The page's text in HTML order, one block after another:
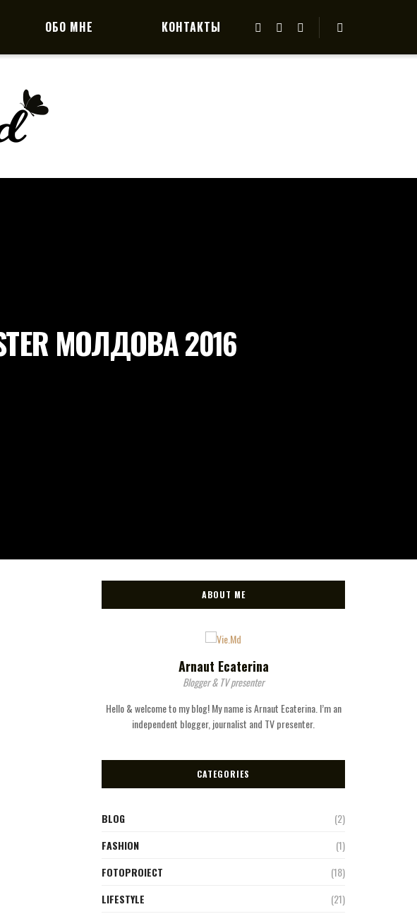
ОБО МНЕ КОНТАКТЫ
МОЛДОВА 2016
ABOUT ME
Arnaut Ecaterina
Blogger & TV presenter
Hello & welcome to my blog! My name is Arnaut Ecaterina. I’m an
independent blogger, journalist and TV presenter.
CATEGORIES
BLOG
(2)
FASHION
(1)
FOTOPROIECT
(18)
LIFESTYLE
(21)